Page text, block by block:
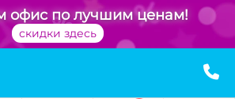
офис по лучшим ценам!
скидки здесь